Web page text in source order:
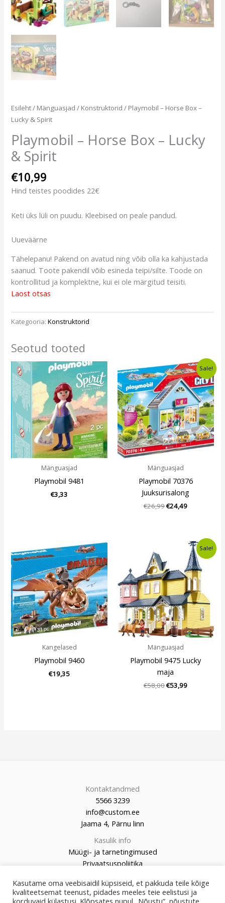
Esileht/ Mänguasjad / Konstruktorid / Playmobil – Horse Box –
Lucky & Spirit
Playmobil – Horse Box – Lucky
& Spirit
€10,99
Hind teistes poodides 22€
Keti üks lüli on puudu. Kleebised on peale pandud.
Uueväärne
Tähelepanu! Pakend on avatud ning võib olla ka kahjustada
saanud. Toote pakendil võib esineda teipi/silte. Toode on
kontrollitud ja komplektne, kui ei ole märgitud teisiti.
Laost otsas
Kategooria:Konstruktorid
Seotud tooted
Mänguasjad
Playmobil 9481
€3,33
Sale!
Mänguasjad
Playmobil 70376
Juuksurisalong
€26,99
Algne
hind
oli:
€26,99.
€24,49
Current
price
is:
€24,49.
Kangelased
Playmobil 9460
€19,35
Sale!
Mänguasjad
Playmobil 9475 Lucky
maja
€58,00
oli:
€58,00.
€53,99
Current
price
is:
€53,99.
Kontaktandmed
5566 3239
info@custom.ee
Jaama 4, Pärnu linn
Kasulik info
Müügi- ja tarnetingimused
Privaatsuspoliitika
Kasutame oma veebisaidil küpsiseid, et pakkuda teile kõige
kvaliteetsemat teenust, pidades meeles teie eelistusi ja
korduvaid külastusi. Klõpsates nupul „Nõustu”, nõustute